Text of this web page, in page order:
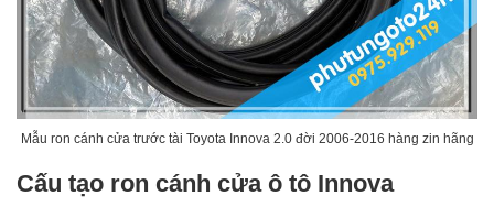
Mẫu ron cánh cửa trước tài Toyota Innova 2.0 đời 2006-2016 hàng zin hãng
Cấu tạo ron cánh cửa ô tô Innova